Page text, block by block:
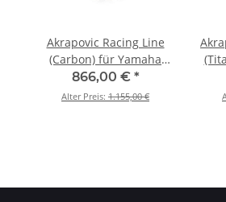
Akrapovic Racing Line
(Carbon) für Yamaha
MT-07/FZ-07 - BJ. 2014 >
2026 (S-Y7R2-AFC/1)
866,00 € *
Alter Preis: 1.155,00 €